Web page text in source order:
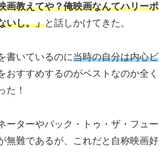
画教えてや？俺映画なんてハリーポ
いし。」と話しかけてきた。
書いているのに当時の自分は内心ビ
おすすめするのがベストなのか全く
た！
ーターやバック・トゥ・ザ・フュー
無難であるが、これだと自称映画好